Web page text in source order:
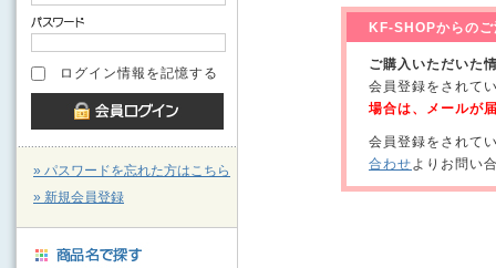
ログイン情報を記憶する
» パスワードを忘れた方はこちら
» 新規会員登録
KF-SHOPからの
ご購入いただいた
会員登録をされて
場合は、メールが
会員登録をされて
合わせ よりお問い